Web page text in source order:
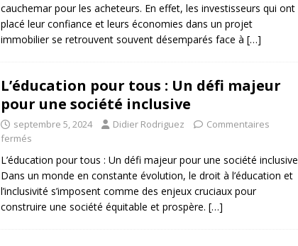
cauchemar pour les acheteurs. En effet, les investisseurs qui ont
placé leur confiance et leurs économies dans un projet
immobilier se retrouvent souvent désemparés face à […]
L’éducation pour tous : Un défi majeur
pour une société inclusive
septembre 5, 2024 Didier Rodriguez
Commentaires
fermés
L’éducation pour tous : Un défi majeur pour une société inclusive
Dans un monde en constante évolution, le droit à l’éducation et
l’inclusivité s’imposent comme des enjeux cruciaux pour
construire une société équitable et prospère. […]